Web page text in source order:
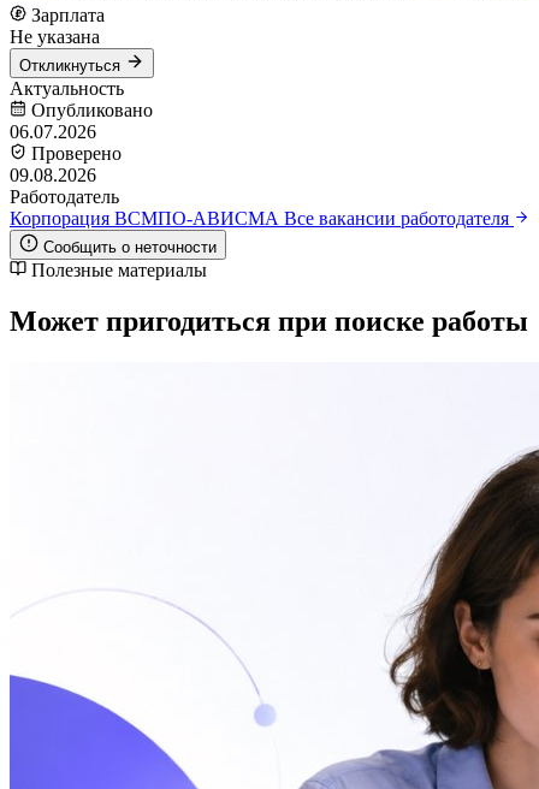
Зарплата
Не указана
Откликнуться
Актуальность
Опубликовано
06.07.2026
Проверено
09.08.2026
Работодатель
Корпорация ВСМПО-АВИСМА Все вакансии работодателя
Сообщить о неточности
Полезные материалы
Может пригодиться при поиске работы